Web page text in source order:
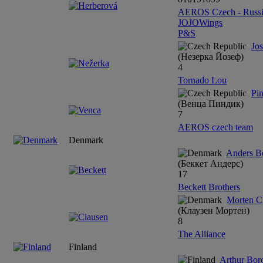
AEROS Czech -
JOJOWings
P&S
(Незерка Йозеф)
4
Tornado Lou
(Венца Пиндик)
7
AEROS czech team
Denmark
Anders
(Беккет Андерс)
17
Beckett Brothers
Morten
(Клаузен Мортен)
8
The Alliance
Finland
Arthur